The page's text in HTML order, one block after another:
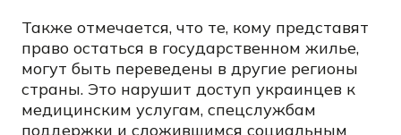
Также отмечается, что те, кому представят
право остаться в государственном жилье,
могут быть переведены в другие регионы
страны. Это нарушит доступ украинцев к
медицинским услугам, спецслужбам
поддержки и сложившимся социальным